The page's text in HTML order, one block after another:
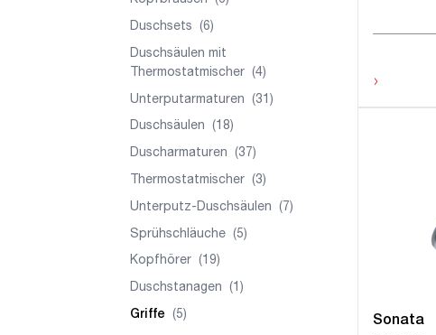
Duschsets (6)
Duschsäulen mit
Thermostatmischer (4)
Unterputarmaturen (31)
Duschsäulen (18)
Duscharmaturen (37)
Thermostatmischer (3)
Unterputz-Duschsäulen (7)
Sprühschläuche (5)
Kopfhörer (19)
Duschstanagen (1)
Griffe (5)
›
Sonata